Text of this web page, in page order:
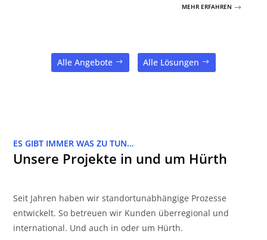
MEHR ERFAHREN $
Alle Angebote Alle Lösungen
ES GIBT IMMER WAS ZU TUN…
Unsere Projekte in und um Hürth
Seit Jahren haben wir standortunabhängige Prozesse
entwickelt. So betreuen wir Kunden überregional und
international. Und auch in oder um Hürth.